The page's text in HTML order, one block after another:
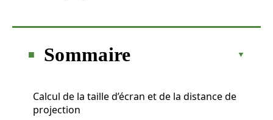
Sommaire
Calcul de la taille d’écran et de la distance de
projection